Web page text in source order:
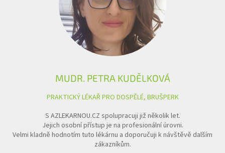
MUDR. PETRA KUDĚLKOVÁ
PRAKTICKÝ LÉKAŘ PRO DOSPĚLÉ, BRUŠPERK
S AZLEKARNOU.CZ spolupracuji již několik let.
Jejich osobní přístup je na profesionální úrovni.
Velmi kladně hodnotím tuto lékárnu a doporučuji k návštěvě dalším
zákazníkům.